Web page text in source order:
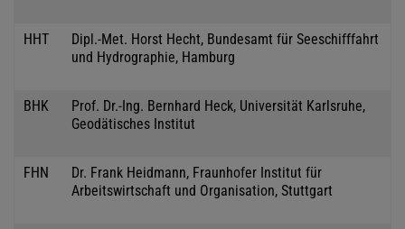
HHT
Dipl.-Met. Horst Hecht, Bundesamt für Seeschifffahrt
und Hydrographie, Hamburg
BHK
Prof. Dr.-Ing. Bernhard Heck, Universität Karlsruhe,
Geodätisches Institut
FHN
Dr. Frank Heidmann, Fraunhofer Institut für
Arbeitswirtschaft und Organisation, Stuttgart